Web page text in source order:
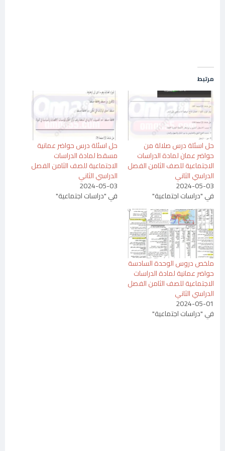
مرتبط
حل اسئلة درس صلالة من
حواضر عمان لمادة الدراسات
الاجتماعية للصف الثامن الفصل
الدراسي الثاني
2024-05-03
في "دراسات اجتماعية"
حل اسئلة درس حواضر عمانية
مسقط لمادة الدراسات
الاجتماعية للصف الثامن الفصل
الدراسي الثاني
2024-05-03
في "دراسات اجتماعية"
ملخص دروس الوحدة السادسة
حواضر عمانية لمادة الدراسات
الاجتماعية للصف الثامن الفصل
الدراسي الثاني
2024-05-01
في "دراسات اجتماعية"